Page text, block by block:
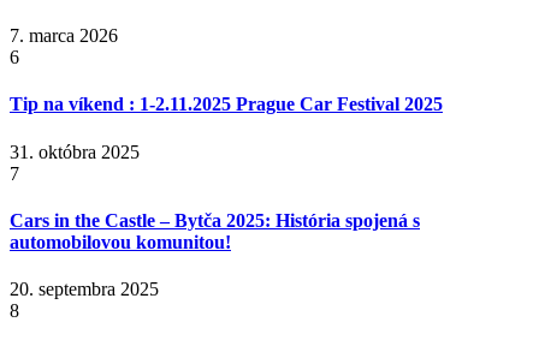
7. marca 2026
6
Tip na víkend : 1-2.11.2025 Prague Car Festival 2025
31. októbra 2025
7
Cars in the Castle – Bytča 2025: História spojená s
automobilovou komunitou!
20. septembra 2025
8